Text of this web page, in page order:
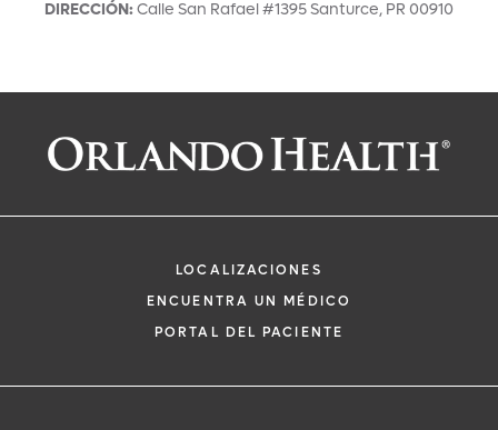
DIRECCIÓN:Calle San Rafael #1395Santurce, PR 00910
Solicitar una cita con:
Luis E Gonzalez Martinez, MD
Medicina Física y Rehabilitación
LOCALIZACIONES
ENCUENTRA UN MÉDICO
PORTAL DEL PACIENTE